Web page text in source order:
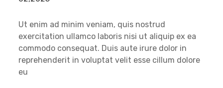
Ut enim ad minim veniam, quis nostrud
exercitation ullamco laboris nisi ut aliquip ex ea
commodo consequat. Duis aute irure dolor in
reprehenderit in voluptat velit esse cillum dolore
eu